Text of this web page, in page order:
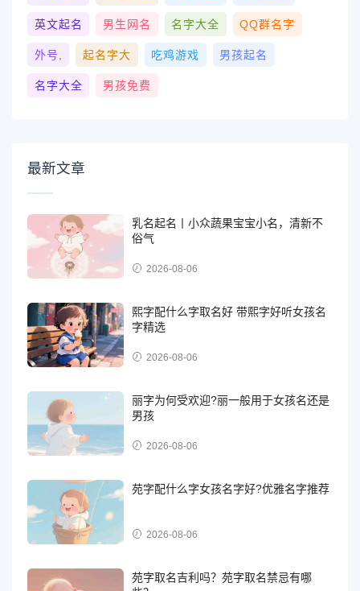
英文起名 男生网名 名字大全 QQ群名字
外号, 起名字大 吃鸡游戏 男孩起名
名字大全 男孩免费
最新文章
乳名起名丨小众蔬果宝宝小名，清新不
俗气
2026-08-06
熙字配什么字取名好 带熙字好听女孩名
字精选
2026-08-06
丽字为何受欢迎?丽一般用于女孩名还是
男孩
2026-08-06
苑字配什么字女孩名字好?优雅名字推荐
2026-08-06
苑字取名吉利吗？苑字取名禁忌有哪